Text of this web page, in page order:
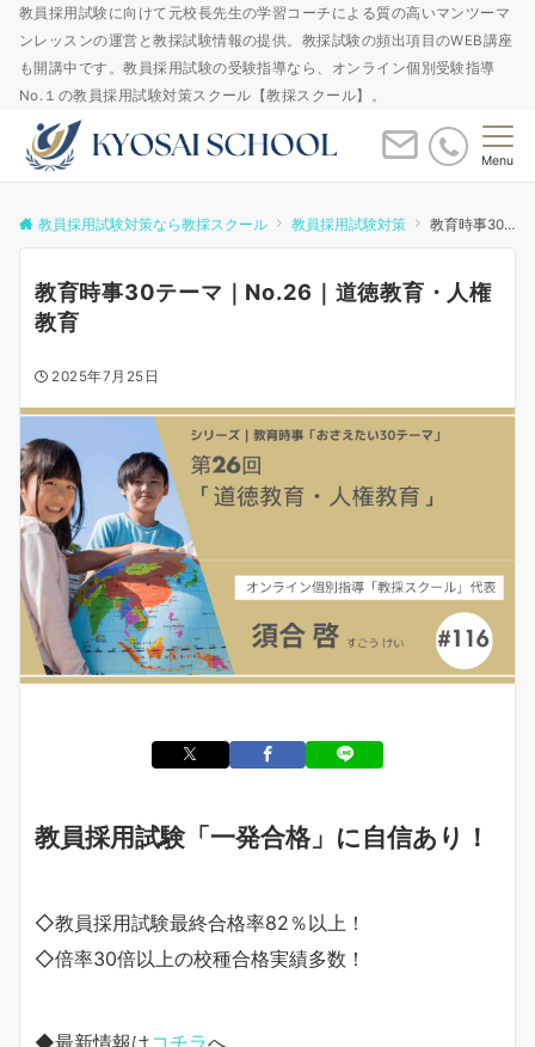
教員採用試験に向けて元校長先生の学習コーチによる質の高いマンツーマ
ンレッスンの運営と教採試験情報の提供。教採試験の頻出項目のWEB講座
も開講中です。教員採用試験の受験指導なら、オンライン個別受験指導
No.１の教員採用試験対策スクール【教採スクール】。
Menu
教員採用試験対策なら教採スクール 教員採用試験対策 教育時事30テーマ｜No.26｜道徳教育・人権教育
教育時事30テーマ｜No.26｜道徳教育・人権
教育
2025年7月25日
教員採用試験「一発合格」に自信あり！
◇教員採用試験最終合格率82％以上！
◇倍率30倍以上の校種合格実績多数！
◆最新情報はコチラへ